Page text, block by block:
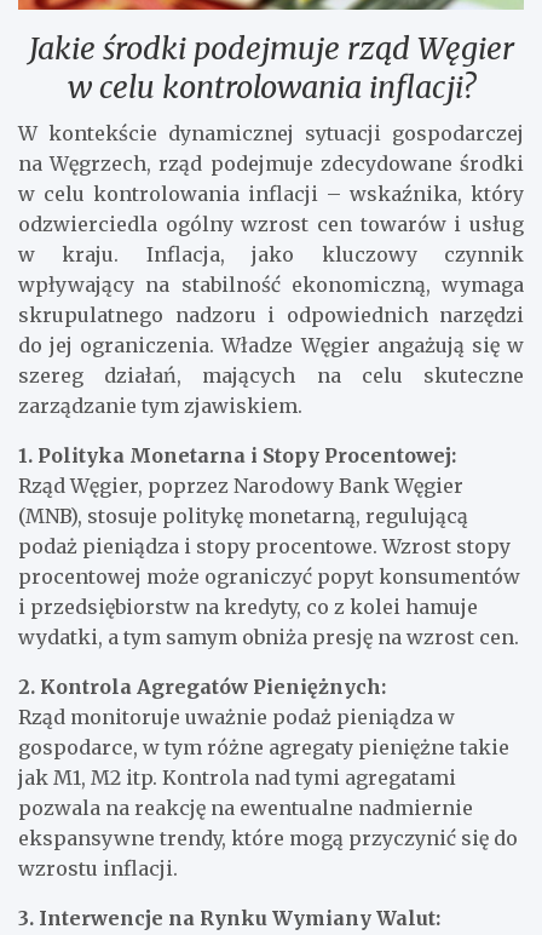
Jakie środki podejmuje rząd Węgier
w celu kontrolowania inflacji?
W kontekście dynamicznej sytuacji gospodarczej
na Węgrzech, rząd podejmuje zdecydowane środki
w celu kontrolowania inflacji – wskaźnika, który
odzwierciedla ogólny wzrost cen towarów i usług
w kraju. Inflacja, jako kluczowy czynnik
wpływający na stabilność ekonomiczną, wymaga
skrupulatnego nadzoru i odpowiednich narzędzi
do jej ograniczenia. Władze Węgier angażują się w
szereg działań, mających na celu skuteczne
zarządzanie tym zjawiskiem.
1. Polityka Monetarna i Stopy Procentowej:
Rząd Węgier, poprzez Narodowy Bank Węgier
(MNB), stosuje politykę monetarną, regulującą
podaż pieniądza i stopy procentowe. Wzrost stopy
procentowej może ograniczyć popyt konsumentów
i przedsiębiorstw na kredyty, co z kolei hamuje
wydatki, a tym samym obniża presję na wzrost cen.
2. Kontrola Agregatów Pieniężnych:
Rząd monitoruje uważnie podaż pieniądza w
gospodarce, w tym różne agregaty pieniężne takie
jak M1, M2 itp. Kontrola nad tymi agregatami
pozwala na reakcję na ewentualne nadmiernie
ekspansywne trendy, które mogą przyczynić się do
wzrostu inflacji.
3. Interwencje na Rynku Wymiany Walut: